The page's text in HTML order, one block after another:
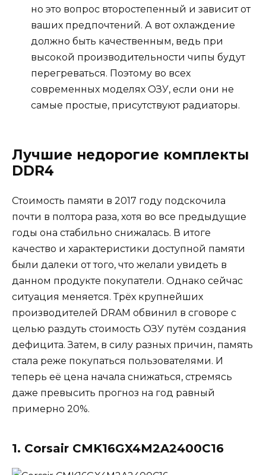
но это вопрос второстепенный и зависит от
ваших предпочтений. А вот охлаждение
должно быть качественным, ведь при
высокой производительности чипы будут
перегреваться. Поэтому во всех
современных моделях ОЗУ, если они не
самые простые, присутствуют радиаторы.
Лучшие недорогие комплекты
DDR4
Стоимость памяти в 2017 году подскочила
почти в полтора раза, хотя во все предыдущие
годы она стабильно снижалась. В итоге
качество и характеристики доступной памяти
были далеки от того, что желали увидеть в
данном продукте покупатели. Однако сейчас
ситуация меняется. Трёх крупнейших
производителей DRAM обвинил в сговоре с
целью раздуть стоимость ОЗУ путём создания
дефицита. Затем, в силу разных причин, память
стала реже покупаться пользователями. И
теперь её цена начала снижаться, стремясь
даже превысить прогноз на год равный
примерно 20%.
1. Corsair CMK16GX4M2A2400C16